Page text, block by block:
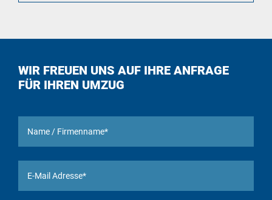
WIR FREUEN UNS AUF IHRE ANFRAGE
FÜR IHREN UMZUG